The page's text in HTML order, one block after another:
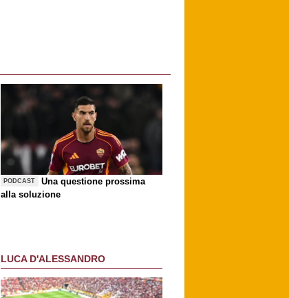
PODCAST
Una questione prossima
alla soluzione
LUCA D'ALESSANDRO